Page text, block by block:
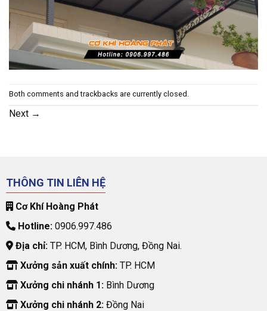
Both comments and trackbacks are currently closed.
Next →
THÔNG TIN LIÊN HỆ
Cơ Khí Hoàng Phát
Hotline:0906.997.486
Địa chỉ:TP. HCM, Bình Dương, Đồng Nai.
Xưởng sản xuất chính:TP. HCM
Xưởng chi nhánh 1:Bình Dương
Xưởng chi nhánh 2:Đồng Nai